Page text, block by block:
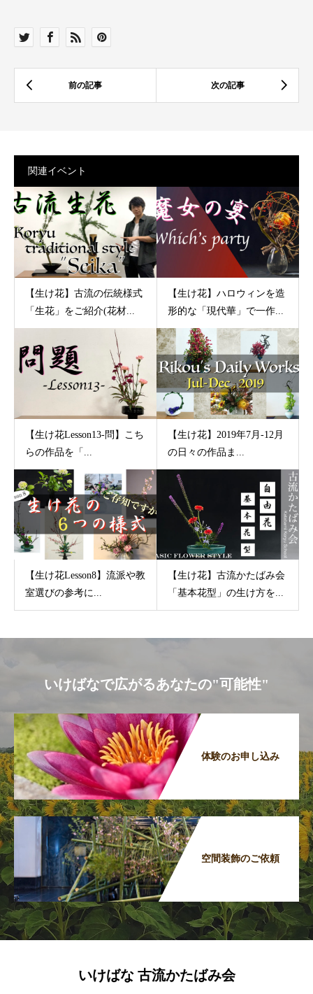
関連イベント
【生け花】古流の伝統様式
「生花」をご紹介(花材...
【生け花】ハロウィンを造
形的な「現代華」で一作...
【生け花Lesson13-問】こち
らの作品を「...
【生け花】2019年7月-12月
の日々の作品ま...
【生け花Lesson8】流派や教
室選びの参考に...
【生け花】古流かたばみ会
「基本花型」の生け方を...
いけばなで広がるあなたの"可能性"
体験のお申し込み
空間装飾のご依頼
いけばな 古流かたばみ会